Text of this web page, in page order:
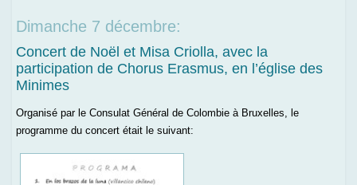
Dimanche 7 décembre:
Concert de Noël et Misa Criolla, avec la
participation de Chorus Erasmus, en l’église des
Minimes
Organisé par le Consulat Général de Colombie à Bruxelles, le
programme du concert était le suivant: